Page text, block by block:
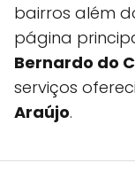
bairros além
página
Bernardo do
serviços
Araújo.